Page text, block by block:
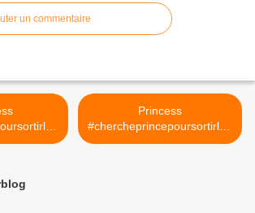
un commentaire
Princess
#chercheprincepoursortirlap
oubelleetplussiaffinites >